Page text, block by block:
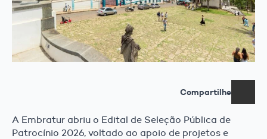
Compartilhe
A Embratur abriu o Edital de Seleção Pública de
Patrocínio 2026, voltado ao apoio de projetos e